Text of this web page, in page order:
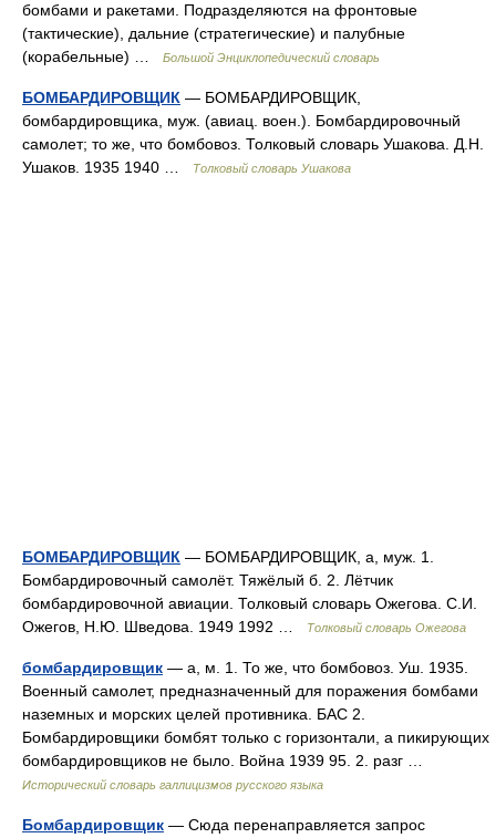
бомбами и ракетами. Подразделяются на фронтовые
(тактические), дальние (стратегические) и палубные
(корабельные) …
Большой Энциклопедический словарь
БОМБАРДИРОВЩИК — БОМБАРДИРОВЩИК,
бомбардировщика, муж. (авиац. воен.). Бомбардировочный
самолет; то же, что бомбовоз. Толковый словарь Ушакова. Д.Н.
Ушаков. 1935 1940 …
Толковый словарь Ушакова
БОМБАРДИРОВЩИК — БОМБАРДИРОВЩИК, а, муж. 1.
Бомбардировочный самолёт. Тяжёлый б. 2. Лётчик
бомбардировочной авиации. Толковый словарь Ожегова. С.И.
Ожегов, Н.Ю. Шведова. 1949 1992 …
Толковый словарь Ожегова
бомбардировщик — а, м. 1. То же, что бомбовоз. Уш. 1935.
Военный самолет, предназначенный для поражения бомбами
наземных и морских целей противника. БАС 2.
Бомбардировщики бомбят только с горизонтали, а пикирующих
бомбардировщиков не было. Война 1939 95. 2. разг …
Исторический словарь галлицизмов русского языка
Бомбардировщик — Сюда перенаправляется запрос